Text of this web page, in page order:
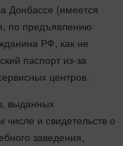
Донбассе (имеется
по предъявлению
РФ, как не
паспорт из-за
центров.
выданных
числе и свидетельств о
заведения,